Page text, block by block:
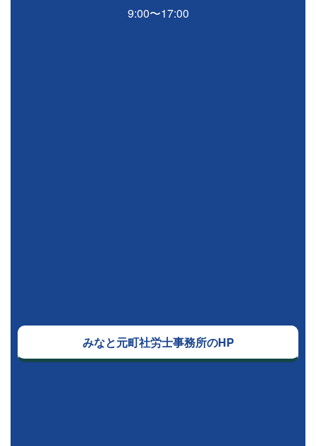
9:00〜17:00
みなと元町社労士事務所のHP